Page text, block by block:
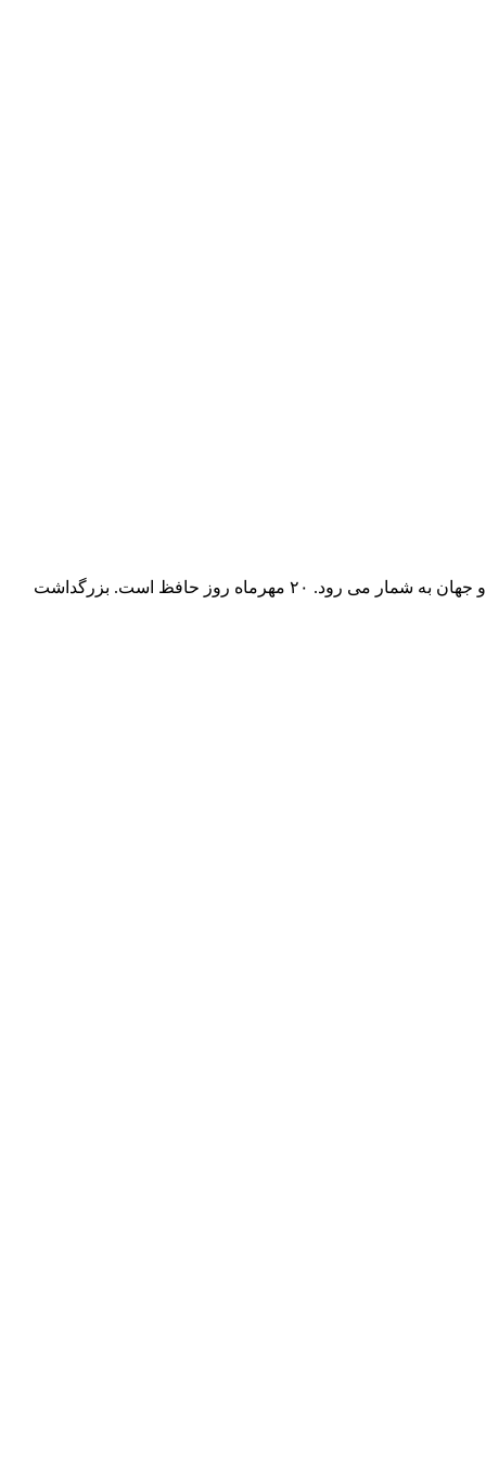
خواجه شمس الدین محمد شیرازی شاعر و حافظ قرآن، متخلص به حافظ و معروف به لسان الغیب از بزرگترین شاعران غزل سرای ایران و جهان به شمار می رود. ۲۰ مهرماه روز حافظ است. بزرگداشت